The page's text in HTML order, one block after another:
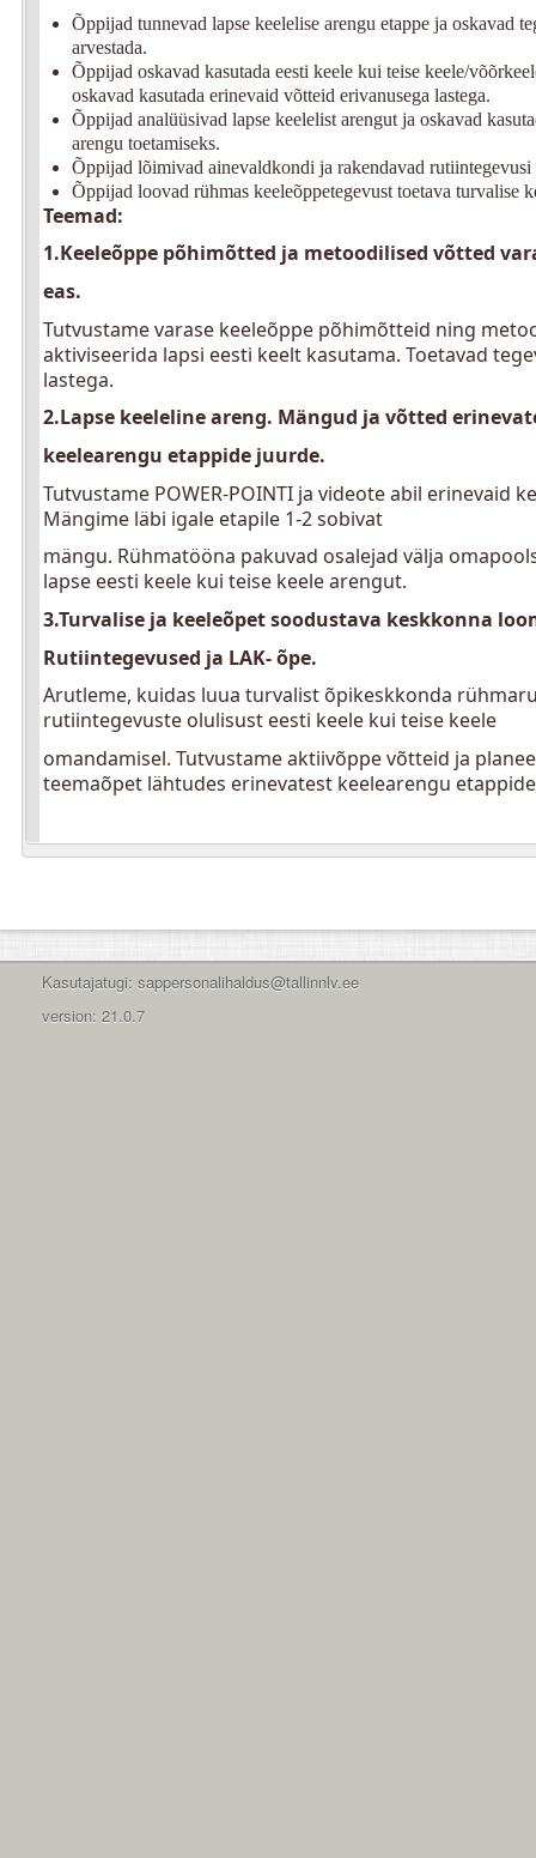
Õppijad tunnevad lapse keelelise arengu etappe ja oskavad
arvestada.
Õppijad oskavad kasutada eesti keele kui teise keele/
oskavad kasutada erinevaid võtteid erivanusega lastega.
Õppijad analüüsivad lapse keelelist arengut ja oskavad
arengu toetamiseks.
Õppijad lõimivad ainevaldkondi ja rakendavad rutiintegevusi
Õppijad loovad rühmas keeleõppetegevust toetava turvalise
Teemad:
1.Keeleõppe põhimõtted ja metoodilised võtted
eas.
Tutvustame varase keeleõppe põhimõtteid ning
aktiviseerida lapsi eesti keelt kasutama. Toetavad
lastega.
2.Lapse keeleline areng. Mängud ja võtted
keelearengu etappide juurde.
Tutvustame POWER-POINTI ja videote abil erinevaid
Mängime läbi igale etapile 1-2 sobivat
mängu. Rühmatööna pakuvad osalejad välja
lapse eesti keele kui teise keele arengut.
3.Turvalise ja keeleõpet soodustava keskkonna
Rutiintegevused ja LAK- õpe.
Arutleme, kuidas luua turvalist õpikeskkonda
rutiintegevuste olulisust eesti keele kui teise keele
omandamisel. Tutvustame aktiivõppe võtteid ja
teemaõpet lähtudes erinevatest keelearengu
Kasutajatugi: sappersonalihaldus@tallinnlv.ee
version: 21.0.7